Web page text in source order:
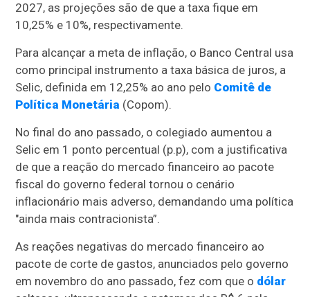
2027, as projeções são de que a taxa fique em
10,25% e 10%, respectivamente.
Para alcançar a meta de inflação, o Banco Central usa
como principal instrumento a taxa básica de juros, a
Selic, definida em 12,25% ao ano pelo Comitê de
Política Monetária (Copom).
No final do ano passado, o colegiado aumentou a
Selic em 1 ponto percentual (p.p), com a justificativa
de que a reação do mercado financeiro ao pacote
fiscal do governo federal tornou o cenário
inflacionário mais adverso, demandando uma política
"ainda mais contracionista”.
As reações negativas do mercado financeiro ao
pacote de corte de gastos, anunciados pelo governo
em novembro do ano passado, fez com que o dólar